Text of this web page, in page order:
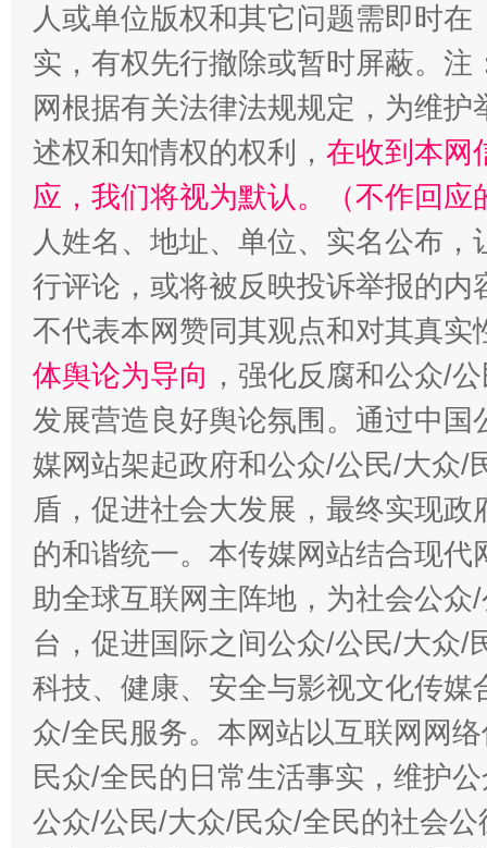
“蜀中异人”王建安的艺术幻境
人或单位版权和其它问题需即时在
实，有权先行撤除或暂时屏蔽。
网根据有关法律法规规定，为维
述权和知情权的权利， 在收到本网
应，我们将视为默认。（不作回应
人姓名、地址、单位、实名公布
行评论，或将被反映投诉举报的
不代表本网赞同其观点和对其真实
体舆论为导向 ，强化反腐和公众/
发展营造良好舆论氛围。通过中
媒网站架起政府和公众/公民/大众/
盾，促进社会大发展，最终实现
的和谐统一。本传媒网站结合现
助全球互联网主阵地，为社会公
台，促进国际之间公众/公民/大众/
科技、健康、安全与影视文化传
众/全民服务。本网站以互联网网
民众/全民的日常生活事实，维护
公众/公民/大众/民众/全民的社会公